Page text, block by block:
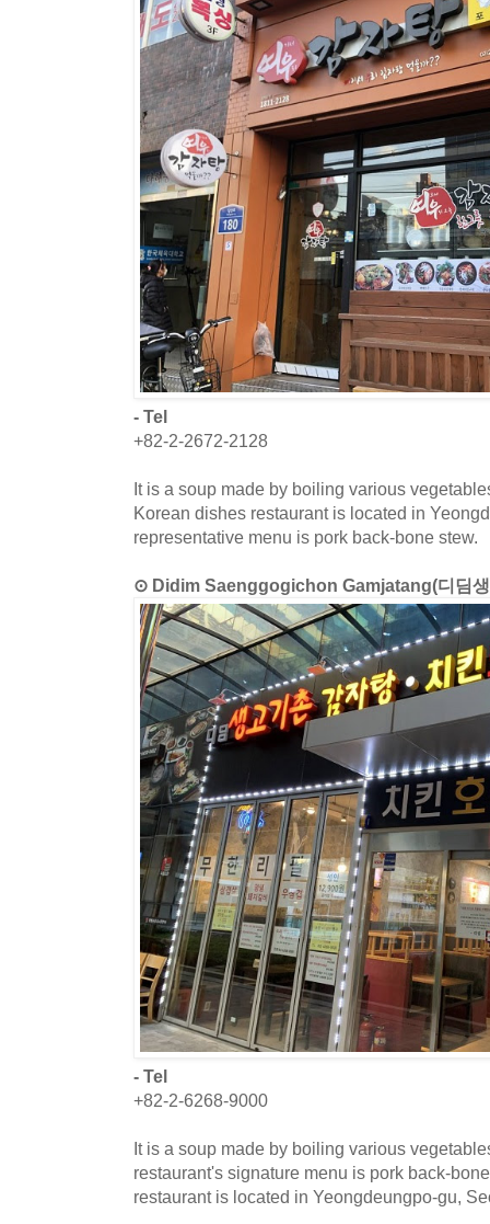
- Tel
+82-2-2672-2128
It is a soup made by boiling various
Korean dishes restaurant is located in
representative menu is pork back-bone stew.
⊙ Didim Saenggogichon Gamjatang(디딤
- Tel
+82-2-6268-9000
It is a soup made by boiling various
restaurant's signature menu is pork back-
restaurant is located in Yeongdeungpo-gu,